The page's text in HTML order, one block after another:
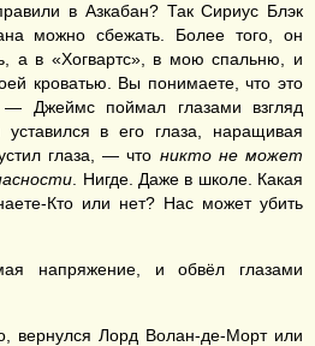
в Азкабан? Так Сириус Блэк
можно сбежать. Более того, он
а в «Хогвартс», в мою спальню, и
кроватью. Вы понимаете, что это
— Джеймс поймал глазами взгляд
уставился в его глаза, наращивая
глаза, — что никто не может
. Нигде. Даже в школе. Какая
Кто или нет? Нас может убить
напряжение, и обвёл глазами
вернулся Лорд Волан-де-Морт или